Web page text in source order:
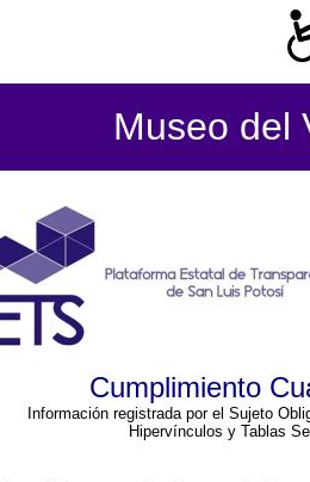
Museo del
Cumplimiento
Información registrada por el Sujeto
Hipervínculos y Tablas